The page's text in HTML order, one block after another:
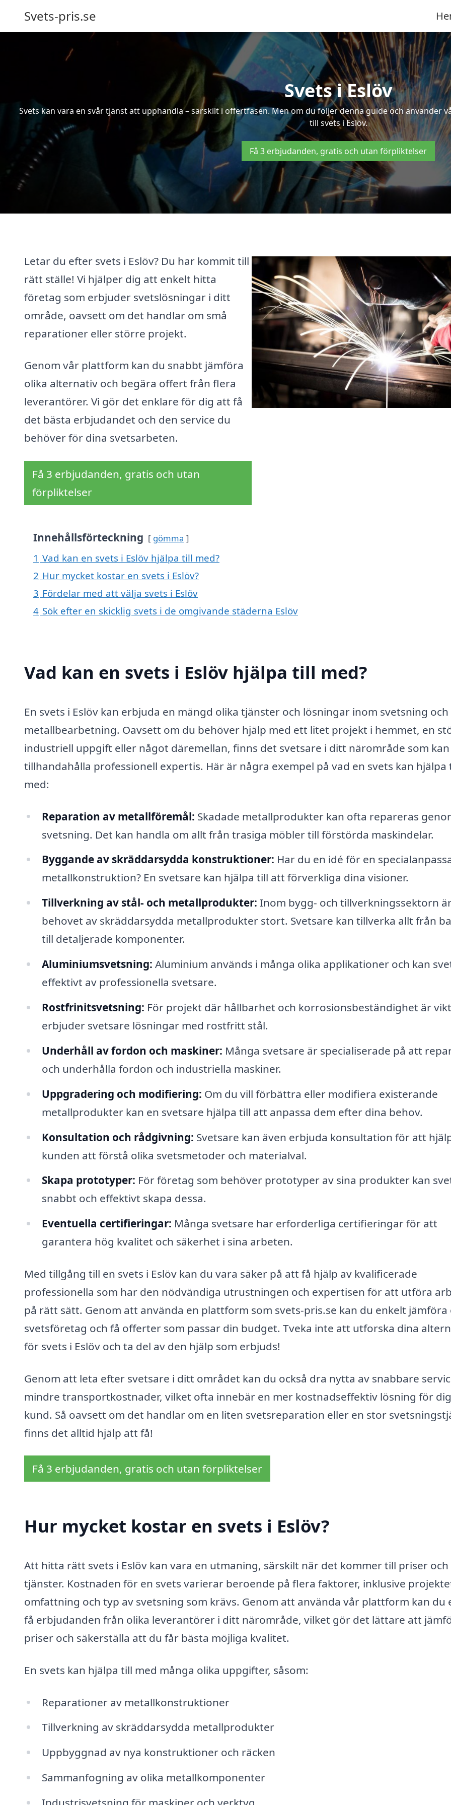
Svets-pris.se
Svets i Eslöv
Svets kan vara en svår tjänst att upphandla – särskilt i offertfasen. Men om du följer denna guide och använder
till svets i Eslöv.
Få 3 erbjudanden, gratis och utan förpliktelser
Letar du efter svets i Eslöv? Du har kommit till
rätt ställe! Vi hjälper dig att enkelt hitta
företag som erbjuder svetslösningar i ditt
område, oavsett om det handlar om små
reparationer eller större projekt.
Genom vår plattform kan du snabbt jämföra
olika alternativ och begära offert från flera
leverantörer. Vi gör det enklare för dig att få
det bästa erbjudandet och den service du
behöver för dina svetsarbeten.
Få 3 erbjudanden, gratis och utan
förpliktelser
Innehållsförteckning gömma
1 Vad kan en svets i Eslöv hjälpa till med?
2 Hur mycket kostar en svets i Eslöv?
3 Fördelar med att välja svets i Eslöv
4 Sök efter en skicklig svets i de omgivande städerna Eslöv
Vad kan en svets i Eslöv hjälpa till med?
En svets i Eslöv kan erbjuda en mängd olika tjänster och lösningar inom svetsning och
metallbearbetning. Oavsett om du behöver hjälp med ett litet projekt i hemmet, en
industriell uppgift eller något däremellan, finns det svetsare i ditt närområde som kan
tillhandahålla professionell expertis. Här är några exempel på vad en svets kan hjälpa
med:
Reparation av metallföremål: Skadade metallprodukter kan ofta repareras
svetsning. Det kan handla om allt från trasiga möbler till förstörda maskindelar.
Byggande av skräddarsydda konstruktioner: Har du en idé för en
metallkonstruktion? En svetsare kan hjälpa till att förverkliga dina visioner.
Tillverkning av stål- och metallprodukter: Inom bygg- och tillverkningssektorn
behovet av skräddarsydda metallprodukter stort. Svetsare kan tillverka allt från
till detaljerade komponenter.
Aluminiumsvetsning: Aluminium används i många olika applikationer och kan
effektivt av professionella svetsare.
Rostfrinitsvetsning: För projekt där hållbarhet och korrosionsbeständighet är
erbjuder svetsare lösningar med rostfritt stål.
Underhåll av fordon och maskiner: Många svetsare är specialiserade på att
och underhålla fordon och industriella maskiner.
Uppgradering och modifiering: Om du vill förbättra eller modifiera existerande
metallprodukter kan en svetsare hjälpa till att anpassa dem efter dina behov.
Konsultation och rådgivning: Svetsare kan även erbjuda konsultation för att
kunden att förstå olika svetsmetoder och materialval.
Skapa prototyper: För företag som behöver prototyper av sina produkter kan
snabbt och effektivt skapa dessa.
Eventuella certifieringar: Många svetsare har erforderliga certifieringar för att
garantera hög kvalitet och säkerhet i sina arbeten.
Med tillgång till en svets i Eslöv kan du vara säker på att få hjälp av kvalificerade
professionella som har den nödvändiga utrustningen och expertisen för att utföra
på rätt sätt. Genom att använda en plattform som svets-pris.se kan du enkelt jämföra
svetsföretag och få offerter som passar din budget. Tveka inte att utforska dina
för svets i Eslöv och ta del av den hjälp som erbjuds!
Genom att leta efter svetsare i ditt området kan du också dra nytta av snabbare
mindre transportkostnader, vilket ofta innebär en mer kostnadseffektiv lösning för
kund. Så oavsett om det handlar om en liten svetsreparation eller en stor
finns det alltid hjälp att få!
Få 3 erbjudanden, gratis och utan förpliktelser
Hur mycket kostar en svets i Eslöv?
Att hitta rätt svets i Eslöv kan vara en utmaning, särskilt när det kommer till priser och
tjänster. Kostnaden för en svets varierar beroende på flera faktorer, inklusive
omfattning och typ av svetsning som krävs. Genom att använda vår plattform kan du
få erbjudanden från olika leverantörer i ditt närområde, vilket gör det lättare att
priser och säkerställa att du får bästa möjliga kvalitet.
En svets kan hjälpa till med många olika uppgifter, såsom:
Reparationer av metallkonstruktioner
Tillverkning av skräddarsydda metallprodukter
Uppbyggnad av nya konstruktioner och räcken
Sammanfogning av olika metallkomponenter